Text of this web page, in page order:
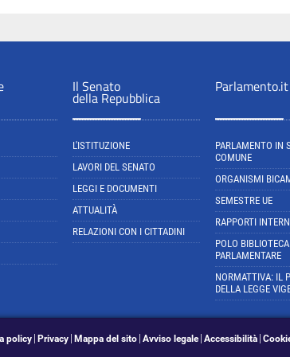
Il Senato
della Repubblica
L'ISTITUZIONE
LAVORI DEL SENATO
LEGGI E DOCUMENTI
ATTUALITÀ
RELAZIONI CON I CITTADINI
Parlamento.it
PARLAMENTO IN
COMUNE
ORGANISMI
SEMESTRE UE
RAPPORTI
POLO
PARLAMENTARE
NORMATTIVA: IL
DELLA LEGGE
policy Privacy Mappa del sito Avviso legale Accessibilità